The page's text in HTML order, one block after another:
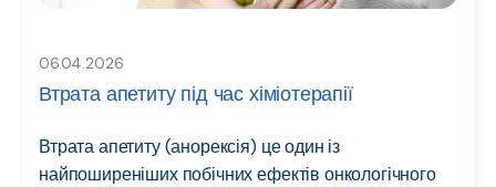
06.04.2026
Втрата апетиту під час хіміотерапії
Втрата апетиту (анорексія) це один із
найпоширеніших побічних ефектів онкологічного